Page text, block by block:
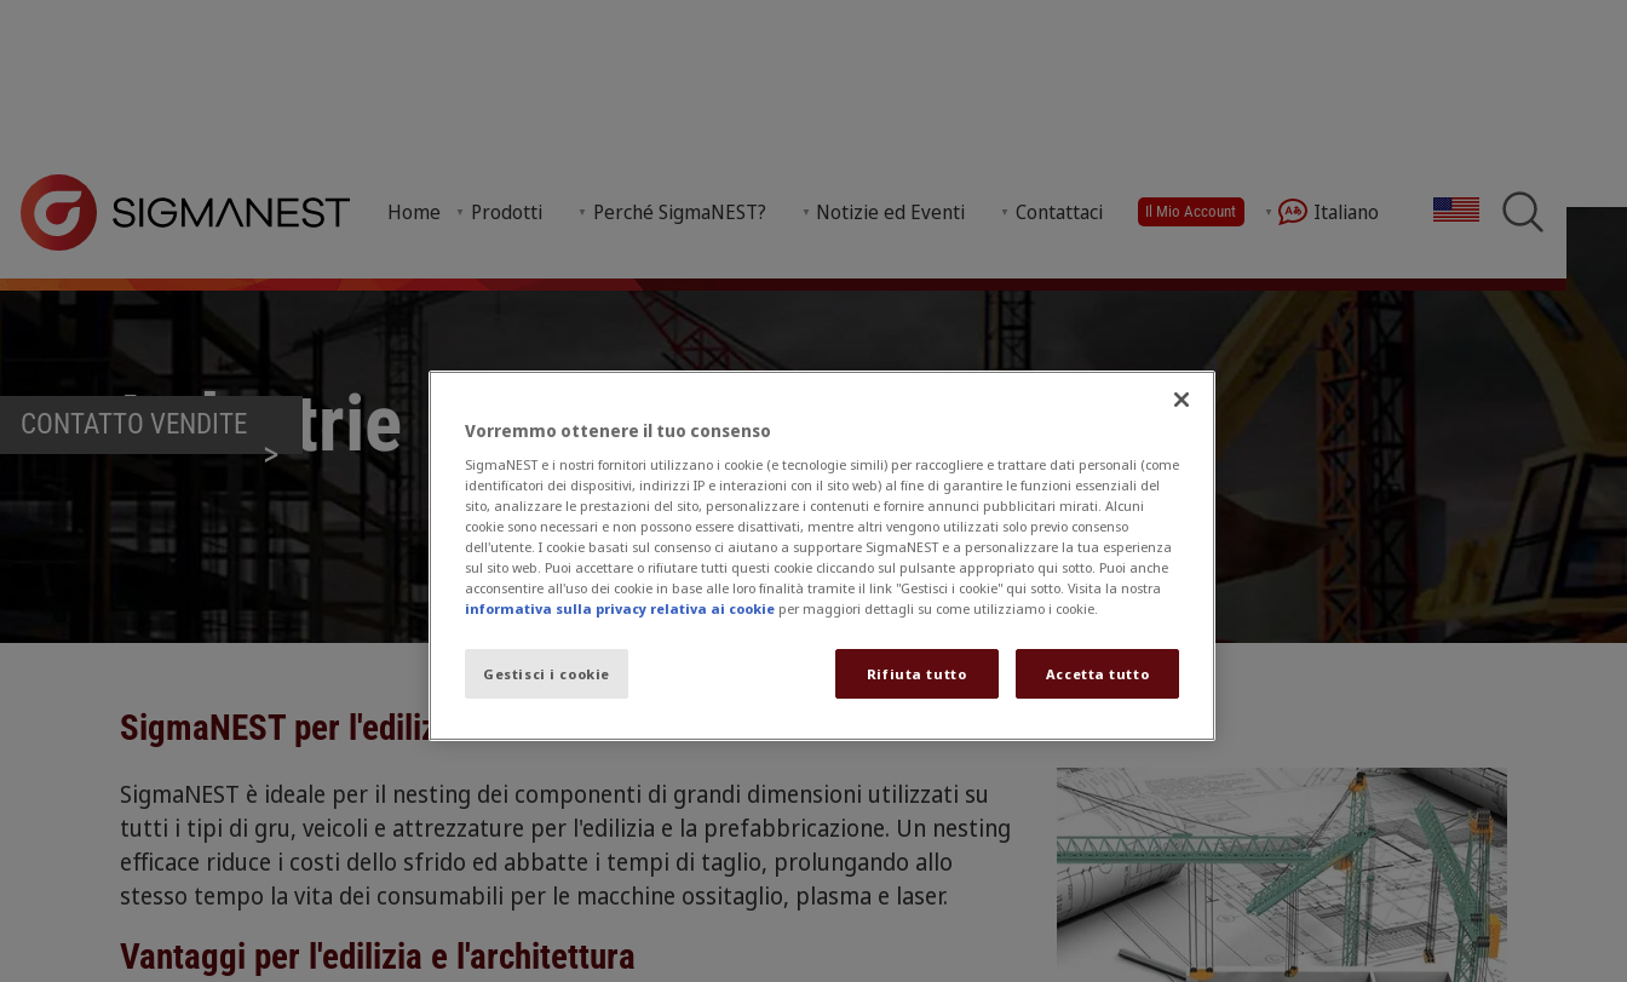
Home Prodotti Perché SigmaNEST? Notizie ed Eventi Contattaci Il Mio Account Italiano
Home> Perché SigmaNEST? >
SigmaNEST è ideale per il nesting dei componenti di grandi dimensioni utilizzati su tutti i tipi di gru, veicoli e attrezzature per l'edilizia e la
Industrie
CONTATTO VENDITE
SigmaNEST per l'edilizia e l'architettura
SigmaNEST è ideale per il nesting dei componenti di grandi dimensioni utilizzati su
tutti i tipi di gru, veicoli e attrezzature per l'edilizia e la prefabbricazione. Un nesting
efficace riduce i costi dello sfrido ed abbatte i tempi di taglio, prolungando allo
stesso tempo la vita dei consumabili per le macchine ossitaglio, plasma e laser.
Vantaggi per l'edilizia e l'architettura
Vorremmo ottenere il tuo consenso
SigmaNEST e i nostri fornitori utilizzano i cookie (e tecnologie simili) per raccogliere e trattare dati personali (come
identificatori dei dispositivi, indirizzi IP e interazioni con il sito web) al fine di garantire le funzioni essenziali del
sito, analizzare le prestazioni del sito, personalizzare i contenuti e fornire annunci pubblicitari mirati. Alcuni
cookie sono necessari e non possono essere disattivati, mentre altri vengono utilizzati solo previo consenso
dell'utente. I cookie basati sul consenso ci aiutano a supportare SigmaNEST e a personalizzare la tua esperienza
sul sito web. Puoi accettare o rifiutare tutti questi cookie cliccando sul pulsante appropriato qui sotto. Puoi anche
acconsentire all'uso dei cookie in base alle loro finalità tramite il link "Gestisci i cookie" qui sotto. Visita la nostra
informativa sulla privacy relativa ai cookie per maggiori dettagli su come utilizziamo i cookie.
Gestisci i cookie Rifiuta tutto Accetta tutto